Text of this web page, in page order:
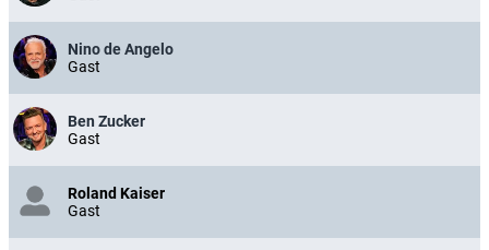
Nino de Angelo
Gast
Ben Zucker
Gast
Roland Kaiser
Gast